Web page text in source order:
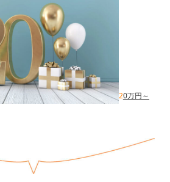
20万円～